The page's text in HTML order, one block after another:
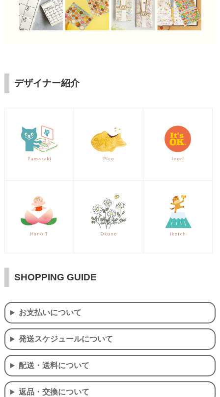
デザイナー紹介
SHOPPING GUIDE
お支払いについて
発送スケジュールについて
配送・送料について
返品・交換について